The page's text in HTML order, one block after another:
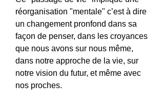
réorganisation "mentale" c’est à dire
un changement pronfond dans sa
façon de penser, dans les croyances
que nous avons sur nous même,
dans notre approche de la vie, sur
notre vision du futur, et même avec
nos proches.